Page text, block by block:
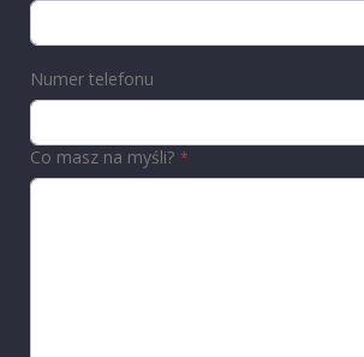
Numer telefonu
Co masz na myśli?